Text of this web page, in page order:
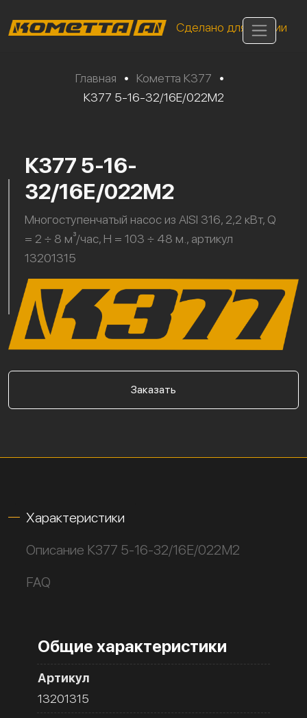
Сделано для России
Главная • Кометта К377
•
К377 5-16-32/16Е/022М2
К377 5-16-
32/16Е/022М2
Многоступенчатый насос из AISI 316, 2,2 кВт, Q
= 2 ÷ 8 м³/час, H = 103 ÷ 48 м., артикул
13201315
Заказать
Характеристики
Описание К377 5-16-32/16Е/022М2
FAQ
Общие характеристики
Артикул
13201315